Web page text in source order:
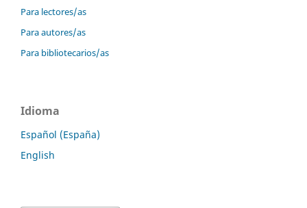
Para lectores/as
Para autores/as
Para bibliotecarios/as
Idioma
Español (España)
English